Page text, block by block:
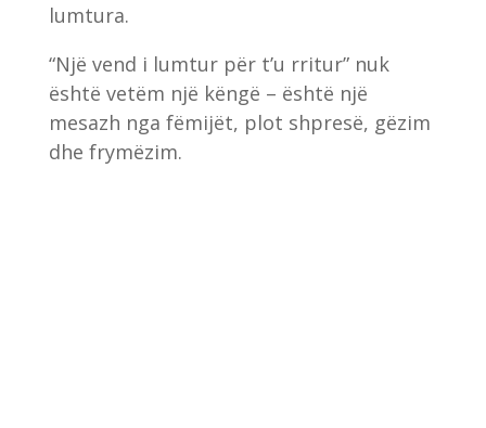
lumtura.
“Një vend i lumtur për t’u rritur” nuk
është vetëm një këngë – është një
mesazh nga fëmijët, plot shpresë, gëzim
dhe frymëzim.